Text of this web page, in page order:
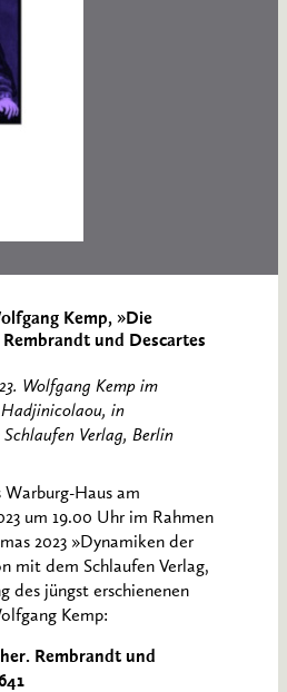
Kemp, »Die
und Descartes
Wolfgang Kemp im
in
Verlag, Berlin
Warburg-Haus am
um 19.00 Uhr im Rahmen
2023 »Dynamiken der
mit dem Schlaufen Verlag,
des jüngst erschienenen
Kemp:
Rembrandt und